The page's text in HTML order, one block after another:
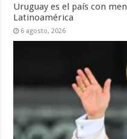
Uruguay es el país con
Latinoamérica
6 agosto, 2026